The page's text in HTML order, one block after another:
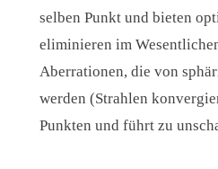
selben Punkt und bieten
eliminieren im
Aberrationen, die von
werden (Strahlen
Punkten und führt zu